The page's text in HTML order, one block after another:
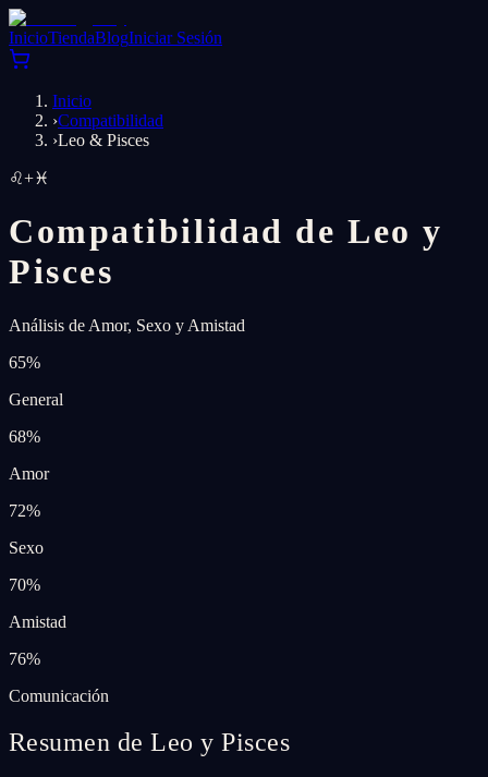
InicioTiendaBlogIniciar Sesión
Inicio
›Compatibilidad
›Leo & Pisces
♌+♓
Compatibilidad de Leo y
Pisces
Análisis de Amor, Sexo y Amistad
65%
General
68%
Amor
72%
Sexo
70%
Amistad
76%
Comunicación
Resumen de Leo y Pisces